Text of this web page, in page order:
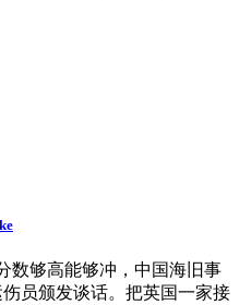
数够高能够冲，中国海旧事
员颁发谈话。把英国一家接